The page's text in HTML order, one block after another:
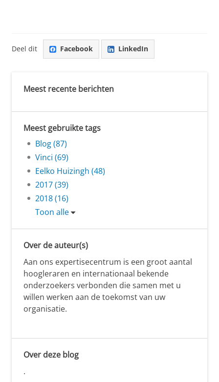
Deel dit Facebook LinkedIn
Meest recente berichten
Meest gebruikte tags
Blog (87)
Vinci (69)
Eelko Huizingh (48)
2017 (39)
2018 (16)
Toon alle
Over de auteur(s)
Aan ons expertisecentrum is een groot aantal
hoogleraren en internationaal bekende
onderzoekers verbonden die samen met u
willen werken aan de toekomst van uw
organisatie.
Over deze blog
.